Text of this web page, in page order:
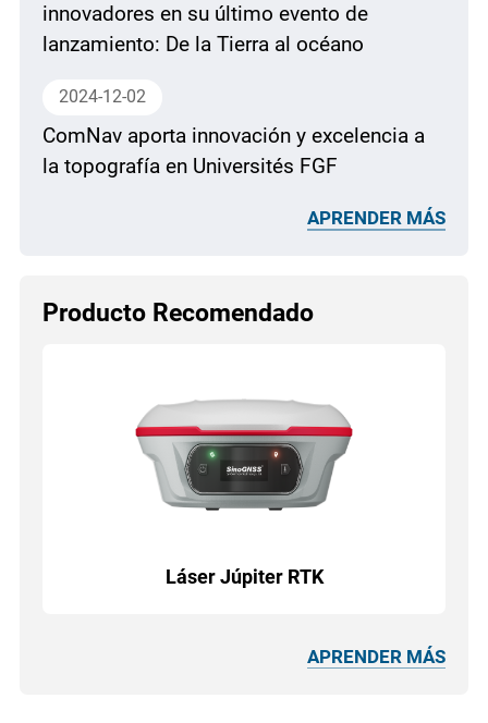
innovadores en su último evento de
lanzamiento: De la Tierra al océano
2024-12-02
ComNav aporta innovación y excelencia a
la topografía en Universités FGF
APRENDER MÁS
Producto Recomendado
Láser Júpiter RTK
APRENDER MÁS